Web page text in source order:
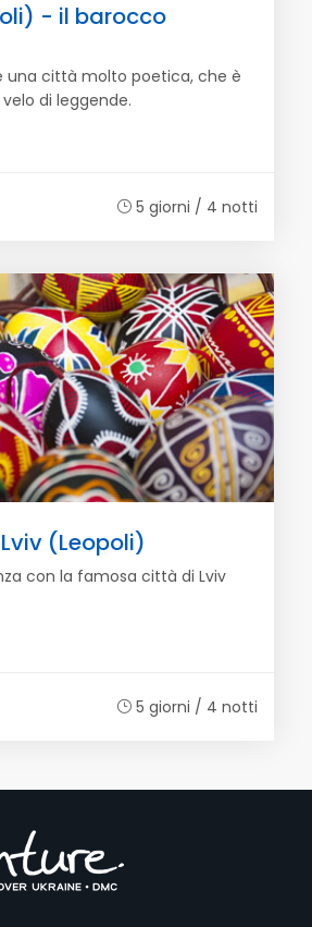
- il barocco
una città molto poetica, che è
di leggende.
5 giorni / 4 notti
(Leopoli)
con la famosa città di Lviv
5 giorni / 4 notti